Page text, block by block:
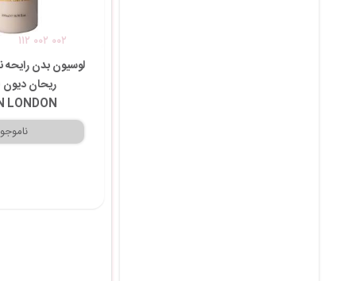
۱۱۲ ۰۰۲ ۰۰۲
لوسیون بدن رایحه
ریحان دیون
LONDON